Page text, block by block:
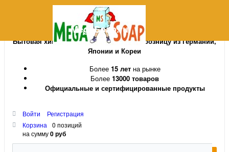
MegaSoap.ru
Бытовая химия и косметика оптом и в розницу из Германии,
Японии и Кореи
Более 15 летна рынке
Более 13000 товаров
Официальные и сертифицированные продукты
Войти
Регистрация
Корзина
0 позиций
на сумму0 руб